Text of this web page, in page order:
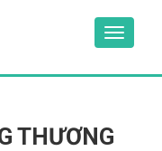
Toggle
THƯƠNG